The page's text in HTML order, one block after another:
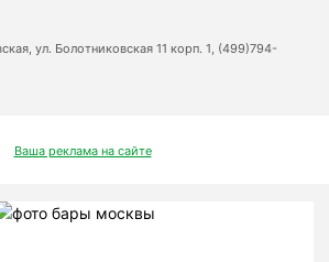
ул. Болотниковская 11 корп. 1, (499)794-
Ваша реклама на сайте